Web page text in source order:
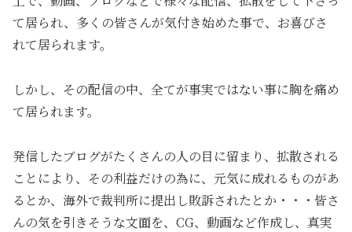
て居られ、多くの皆さんが気付き始めた事で、お喜びさ
れて居られます。
しかし、その配信の中、全てが事実ではない事に胸を痛め
て居られます。
発信したブログがたくさんの人の目に留まり、拡散される
ことにより、その利益だけの為に、元気に成れるものがあ
るとか、海外で裁判所に提出し敗訴されたとか・・・皆さ
んの気を引きそうな文面を、CG、動画など作成し、真実